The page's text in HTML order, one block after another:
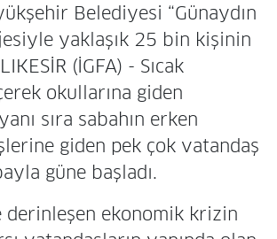
Belediyesi “Günaydın
yaklaşık 25 bin kişinin
(İGFA) - Sıcak
okullarına giden
sıra sabahın erken
giden pek çok vatandaş
güne başladı.
derinleşen ekonomik krizin